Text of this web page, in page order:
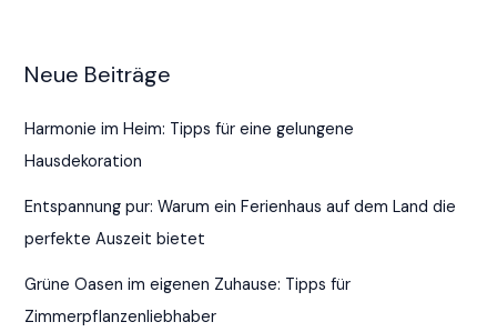
Neue Beiträge
Harmonie im Heim: Tipps für eine gelungene
Hausdekoration
Entspannung pur: Warum ein Ferienhaus auf dem Land die
perfekte Auszeit bietet
Grüne Oasen im eigenen Zuhause: Tipps für
Zimmerpflanzenliebhaber